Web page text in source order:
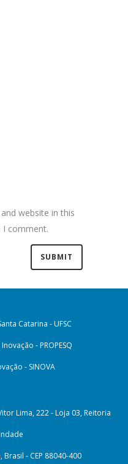
website in this
comment.
Catarina - UFSC
- PROPESQ
- SINOVA
Lima, 222 - Loja 03, Reitoria
- CEP 88040-400